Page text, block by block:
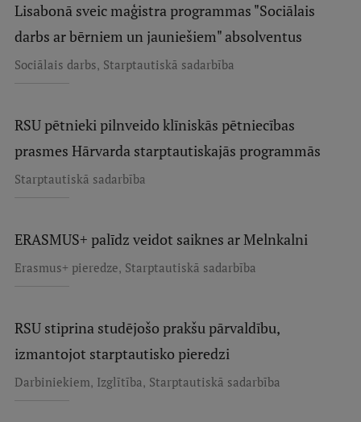
Lisabonā sveic maģistra programmas "Sociālais
darbs ar bērniem un jauniešiem" absolventus
Sociālais darbs, Starptautiskā sadarbība
RSU pētnieki pilnveido klīniskās pētniecības
prasmes Hārvarda starptautiskajās programmās
Starptautiskā sadarbība
ERASMUS+ palīdz veidot saiknes ar Melnkalni
Erasmus+ pieredze, Starptautiskā sadarbība
RSU stiprina studējošo prakšu pārvaldību,
izmantojot starptautisko pieredzi
Darbiniekiem, Izglītība, Starptautiskā sadarbība